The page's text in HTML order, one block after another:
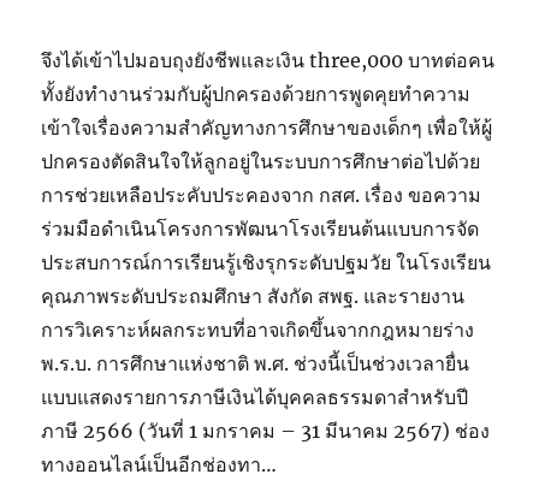
จึงได้เข้าไปมอบถุงยังชีพและเงิน three,000 บาทต่อคน
ทั้งยังทำงานร่วมกับผู้ปกครองด้วยการพูดคุยทำความ
เข้าใจเรื่องความสำคัญทางการศึกษาของเด็กๆ เพื่อให้ผู้
ปกครองตัดสินใจให้ลูกอยู่ในระบบการศึกษาต่อไปด้วย
การช่วยเหลือประคับประคองจาก กสศ. เรื่อง ขอความ
ร่วมมือดำเนินโครงการพัฒนาโรงเรียนต้นแบบการจัด
ประสบการณ์การเรียนรู้เชิงรุกระดับปฐมวัย ในโรงเรียน
คุณภาพระดับประถมศึกษา สังกัด สพฐ. และรายงาน
การวิเคราะห์ผลกระทบที่อาจเกิดขึ้นจากกฎหมายร่าง
พ.ร.บ. การศึกษาแห่งชาติ พ.ศ. ช่วงนี้เป็นช่วงเวลายื่น
แบบแสดงรายการภาษีเงินได้บุคคลธรรมดาสำหรับปี
ภาษี 2566 (วันที่ 1 มกราคม – 31 มีนาคม 2567) ช่อง
ทางออนไลน์เป็นอีกช่องทา…